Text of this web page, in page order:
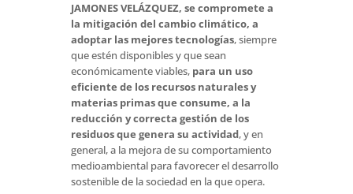
JAMONES VELÁZQUEZ, se compromete a
la mitigación del cambio climático, a
adoptar las mejores tecnologías, siempre
que estén disponibles y que sean
económicamente viables, para un uso
eficiente de los recursos naturales y
materias primas que consume, a la
reducción y correcta gestión de los
residuos que genera su actividad, y en
general, a la mejora de su comportamiento
medioambiental para favorecer el desarrollo
sostenible de la sociedad en la que opera.